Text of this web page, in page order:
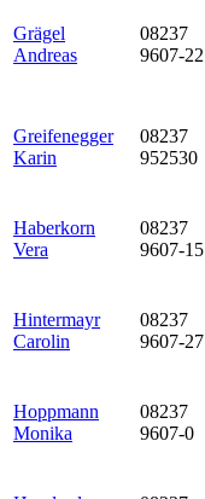
Grägel
Andreas
08237
9607-22
Greifenegger
Karin
08237
952530
Haberkorn
Vera
08237
9607-15
Hintermayr
Carolin
08237
9607-27
Hoppmann
Monika
08237
9607-0